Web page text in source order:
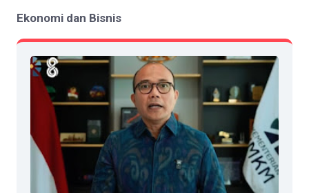
Ekonomi dan Bisnis